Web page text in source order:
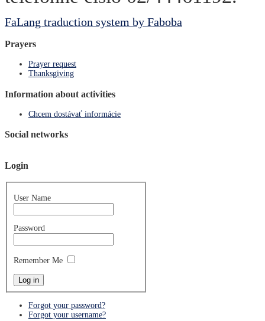
FaLang traduction system by Faboba
Prayers
Prayer request
Thanksgiving
Information about activities
Chcem dostávať informácie
Social networks
Login
User Name
Password
Remember Me
Forgot your password?
Forgot your username?